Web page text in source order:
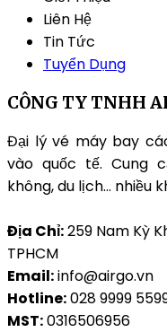
Liên Hệ
Tin Tức
Tuyển Dụng
CÔNG TY TNHH
Đại lý vé máy bay
vào quốc tế. Cung
không, du lịch… nhiều
Địa Chỉ:259 Nam Kỳ
TPHCM
Email:info@airgo.vn
Hotline:028 9999
MST:0316506956